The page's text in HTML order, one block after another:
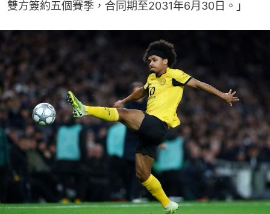
雙方簽約五個賽季，合同期至2031年6月30日。」